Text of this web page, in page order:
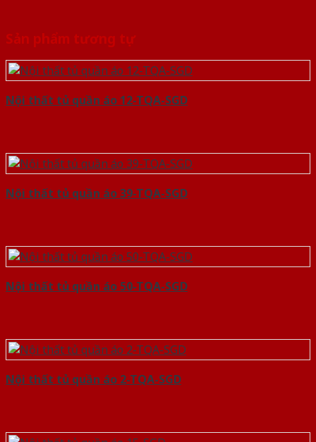
Sản phẩm tương tự
Nội thất tủ quần áo 12-TQA-SGD
Nội thất tủ quần áo 39-TQA-SGD
Nội thất tủ quần áo 50-TQA-SGD
Nội thất tủ quần áo 2-TQA-SGD